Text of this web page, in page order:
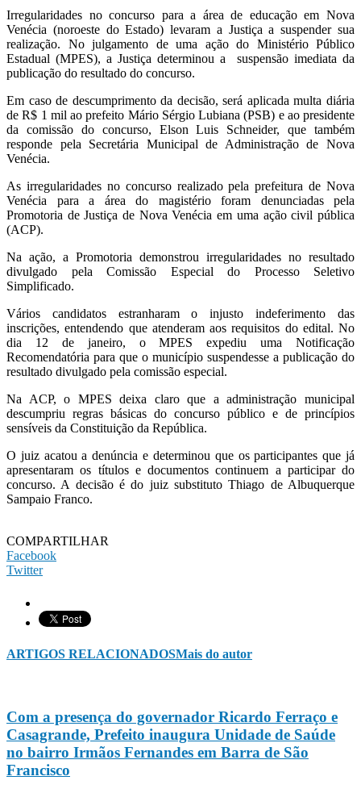
Irregularidades no concurso para a área de educação em Nova
Venécia (noroeste do Estado) levaram a Justiça a suspender sua
realização. No julgamento de uma ação do Ministério Público
Estadual (MPES), a Justiça determinou a suspensão imediata da
publicação do resultado do concurso.
Em caso de descumprimento da decisão, será aplicada multa diária
de R$ 1 mil ao prefeito Mário Sérgio Lubiana (PSB) e ao presidente
da comissão do concurso, Elson Luis Schneider, que também
responde pela Secretária Municipal de Administração de Nova
Venécia.
As irregularidades no concurso realizado pela prefeitura de Nova
Venécia para a área do magistério foram denunciadas pela
Promotoria de Justiça de Nova Venécia em uma ação civil pública
(ACP).
Na ação, a Promotoria demonstrou irregularidades no resultado
divulgado pela Comissão Especial do Processo Seletivo
Simplificado.
Vários candidatos estranharam o injusto indeferimento das
inscrições, entendendo que atenderam aos requisitos do edital. No
dia 12 de janeiro, o MPES expediu uma Notificação
Recomendatória para que o município suspendesse a publicação do
resultado divulgado pela comissão especial.
Na ACP, o MPES deixa claro que a administração municipal
descumpriu regras básicas do concurso público e de princípios
sensíveis da Constituição da República.
O juiz acatou a denúncia e determinou que os participantes que já
apresentaram os títulos e documentos continuem a participar do
concurso. A decisão é do juiz substituto Thiago de Albuquerque
Sampaio Franco.
COMPARTILHAR
Facebook
Twitter
ARTIGOS RELACIONADOSMais do autor
Com a presença do governador Ricardo Ferraço e
Casagrande, Prefeito inaugura Unidade de Saúde
no bairro Irmãos Fernandes em Barra de São
Francisco